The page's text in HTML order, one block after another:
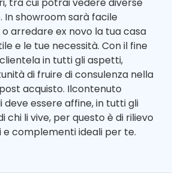
tra cui potrai vedere diverse
. In showroom sarà facile
arredare ex novo la tua casa
e le tue necessità. Con il fine
in tutti gli aspetti,
di fruire di consulenza nella
acquisto. Ilcontenuto
essere affine, in tutti gli
chi li vive, per questo è di rilievo
e complementi ideali per te.